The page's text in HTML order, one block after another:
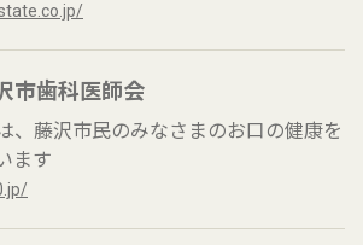
市歯科医師会
、藤沢市民のみなさまのお口の健康を
ます